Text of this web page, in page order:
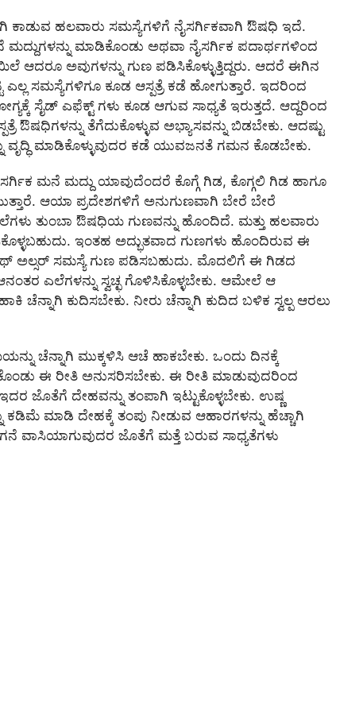
ಕಾಡುವ ಹಲವಾರು ಸಮಸ್ಯೆಗಳಿಗೆ ನೈಸರ್ಗಿಕವಾಗಿ ಔಷಧಿ ಇದೆ.
ಮಾಡಿಕೊಂಡು ಅಥವಾ ನೈಸರ್ಗಿಕ ಪದಾರ್ಥಗಳಿಂದ
ಅವುಗಳನ್ನು ಗುಣ ಪಡಿಸಿಕೊಳ್ಳುತ್ತಿದ್ದರು. ಆದರೆ ಈಗಿನ
ಎಲ್ಲ ಸಮಸ್ಯೆಗಳಿಗೂ ಕೂಡ ಆಸ್ಪತ್ರೆ ಕಡೆ ಹೋಗುತ್ತಾರೆ. ಇದರಿಂದ
ಸೈಡ್ ಎಫೆಕ್ಟ್ ಗಳು ಕೂಡ ಆಗುವ ಸಾಧ್ಯತೆ ಇರುತ್ತದೆ. ಆದ್ದರಿಂದ
ಔಷಧಿಗಳನ್ನು ತೆಗೆದುಕೊಳ್ಳುವ ಅಭ್ಯಾಸವನ್ನು ಬಿಡಬೇಕು. ಆದಷ್ಟು
ವೃದ್ಧಿ ಮಾಡಿಕೊಳ್ಳುವುದರ ಕಡೆ ಯುವಜನತೆ ಗಮನ ಕೊಡಬೇಕು.
ಮನೆ ಮದ್ದು ಯಾವುದೆಂದರೆ ಕೊಗ್ಗೆ ಗಿಡ, ಕೊಗ್ಗಲಿ ಗಿಡ ಹಾಗೂ
ಆಯಾ ಪ್ರದೇಶಗಳಿಗೆ ಅನುಗುಣವಾಗಿ ಬೇರೆ ಬೇರೆ
ತುಂಬಾ ಔಷಧಿಯ ಗುಣವನ್ನು ಹೊಂದಿದೆ. ಮತ್ತು ಹಲವಾರು
ಇಂತಹ ಅದ್ಭುತವಾದ ಗುಣಗಳು ಹೊಂದಿರುವ ಈ
ಸಮಸ್ಯೆ ಗುಣ ಪಡಿಸಬಹುದು. ಮೊದಲಿಗೆ ಈ ಗಿಡದ
ಎಲೆಗಳನ್ನು ಸ್ವಚ್ಛ ಗೊಳಿಸಿಕೊಳ್ಳಬೇಕು. ಆಮೇಲೆ ಆ
ಚೆನ್ನಾಗಿ ಕುದಿಸಬೇಕು. ನೀರು ಚೆನ್ನಾಗಿ ಕುದಿದ ಬಳಿಕ ಸ್ವಲ್ಪ ಆರಲು
ಚೆನ್ನಾಗಿ ಮುಕ್ಕಳಿಸಿ ಆಚೆ ಹಾಕಬೇಕು. ಒಂದು ದಿನಕ್ಕೆ
ಈ ರೀತಿ ಅನುಸರಿಸಬೇಕು. ಈ ರೀತಿ ಮಾಡುವುದರಿಂದ
ಜೊತೆಗೆ ದೇಹವನ್ನು ತಂಪಾಗಿ ಇಟ್ಟುಕೊಳ್ಳಬೇಕು. ಉಷ್ಣ
ಮಾಡಿ ದೇಹಕ್ಕೆ ತಂಪು ನೀಡುವ ಆಹಾರಗಳನ್ನು ಹೆಚ್ಚಾಗಿ
ವಾಸಿಯಾಗುವುದರ ಜೊತೆಗೆ ಮತ್ತೆ ಬರುವ ಸಾಧ್ಯತೆಗಳು